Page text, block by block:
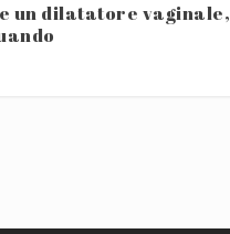
un dilatatore vaginale,